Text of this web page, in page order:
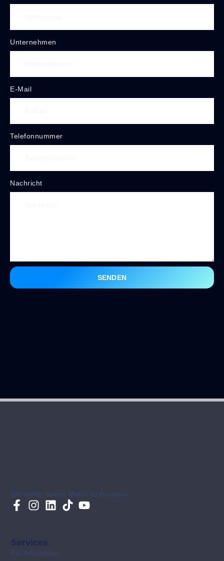
Unternehmen
E-Mail
Telefonnummer
Nachricht
SENDEN
Services
Für Arbeitgeber
Wir finden deinen Match im Business